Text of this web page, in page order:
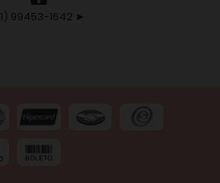
99453-1642 ►